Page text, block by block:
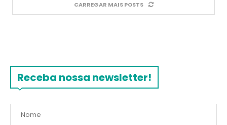
CARREGAR MAIS POSTS
Receba nossa newsletter!